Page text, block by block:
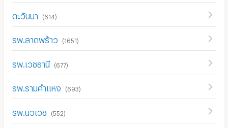
ตะวันนา (614 )
รพ.ลาดพร้าว (1651)
รพ.เวชธานี (677)
รพ.รามคำแหง (693)
รพ.นวเวช (552)